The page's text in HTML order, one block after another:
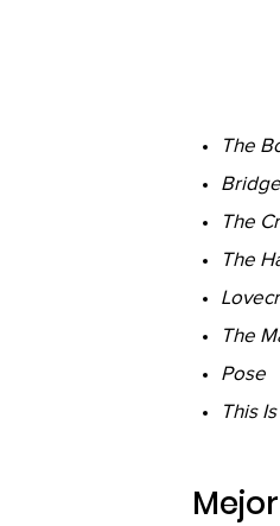
The
The
The
The
Pose
This